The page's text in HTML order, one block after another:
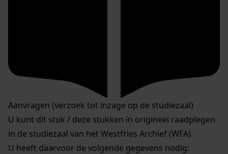
Aanvragen (verzoek tot inzage op de studiezaal)
U kunt dit stuk / deze stukken in origineel raadplegen
in de studiezaal van het Westfries Archief (WFA).
U heeft daarvoor de volgende gegevens nodig: